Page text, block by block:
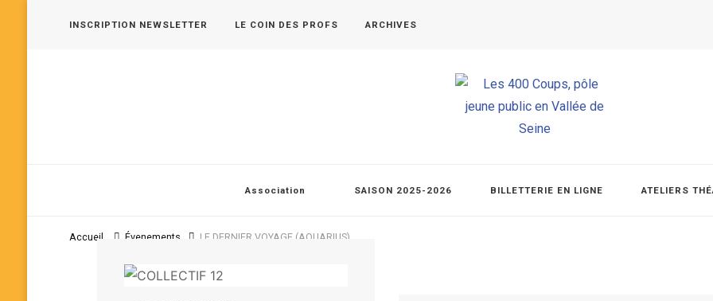
INSCRIPTION NEWSLETTER LE COIN DES PROFS ARCHIVES
Association SAISON 2025-2026 BILLETTERIE EN LIGNE ATELIERS
Accueil Évenements LE DERNIER VOYAGE (AQUARIUS)